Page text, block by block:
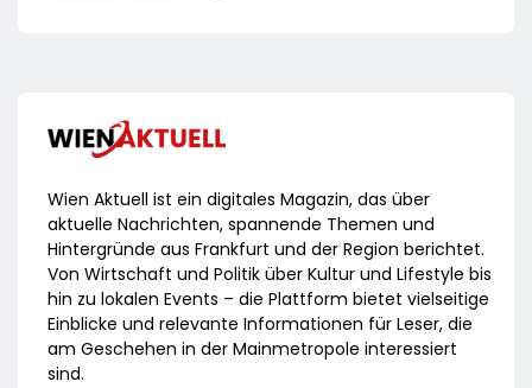
Wien Aktuell ist ein digitales Magazin, das über
aktuelle Nachrichten, spannende Themen und
Hintergründe aus Frankfurt und der Region berichtet.
Von Wirtschaft und Politik über Kultur und Lifestyle bis
hin zu lokalen Events – die Plattform bietet vielseitige
Einblicke und relevante Informationen für Leser, die
am Geschehen in der Mainmetropole interessiert
sind.